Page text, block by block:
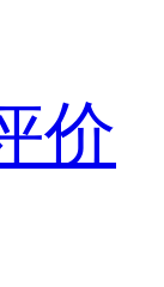
价